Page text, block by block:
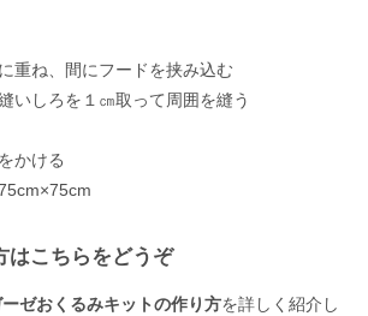
重ね、間にフードを挟み込む
いしろを１㎝取って周囲を縫う
かける
はこちらをどうぞ
ゼおくるみキットの作り方を詳しく紹介し